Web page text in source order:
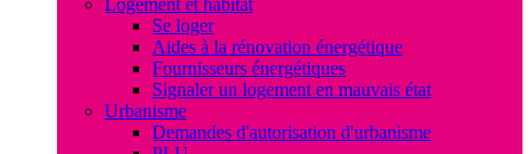
Se loger
Aides à la rénovation énergétique
Fournisseurs énergétiques
Signaler un logement en mauvais état
Urbanisme
Demandes d'autorisation d'urbanisme